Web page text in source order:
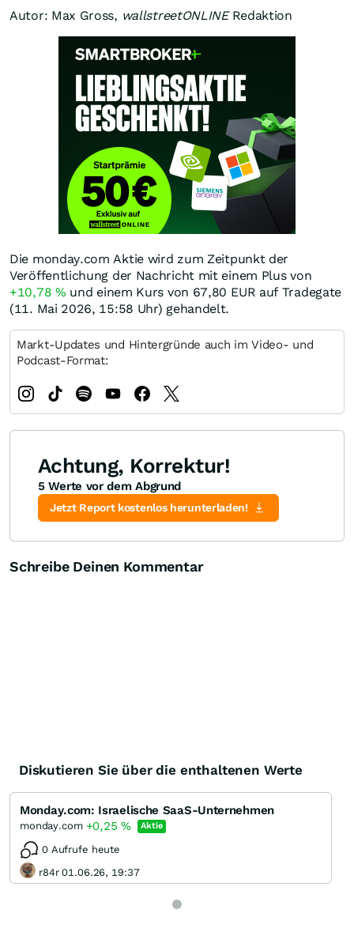
Autor: Max Gross, wallstreetONLINERedaktion
Die monday.com Aktie wird zum Zeitpunkt der
Veröffentlichung der Nachricht mit einem Plus von
+10,78 % und einem Kurs von 67,80 EUR auf Tradegate
(11. Mai 2026, 15:58 Uhr) gehandelt.
Markt-Updates und Hintergründe auch im Video- und
Podcast-Format:
Achtung, Korrektur!
5 Werte vor dem Abgrund
Jetzt Report kostenlos herunterladen!
Schreibe Deinen Kommentar
Diskutieren Sie über die enthaltenen Werte
Monday.com: Israelische SaaS-Unternehmen
monday.com +0,25 % Aktie
0 Aufrufe heute
r84r 01.06.26, 19:37